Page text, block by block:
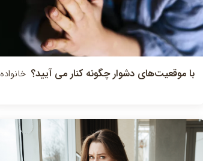
با موقعیت‌های دشوار چگونه کنار می آیید؟ خانواده